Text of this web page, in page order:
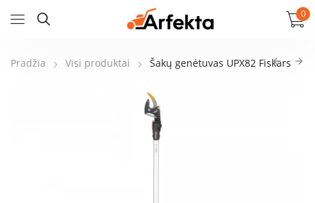
0
Pradžia Visi produktai Šakų genėtuvas UPX82 Fiskars